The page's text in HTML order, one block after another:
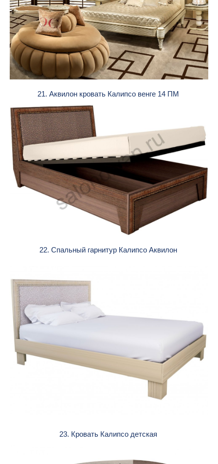
21. Аквилон кровать Калипсо венге 14 ПМ
22. Спальный гарнитур Калипсо Аквилон
23. Кровать Калипсо детская